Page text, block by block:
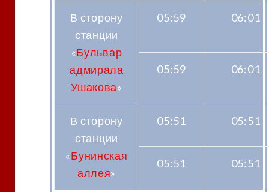
В сторону
станции
«Бульвар
адмирала
Ушакова»
05:59 06:01
05:59 06:01
В сторону
станции
«Бунинская
аллея»
05:51 05:51
05:51 05:51